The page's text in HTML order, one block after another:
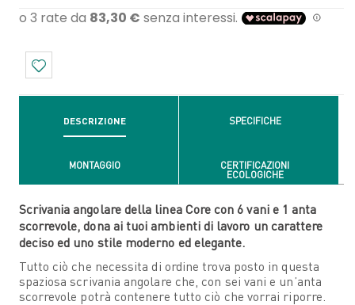
DESCRIZIONE SPECIFICHE
MONTAGGIO
CERTIFICAZIONI
ECOLOGICHE
Scrivania angolare della linea Core con 6 vani e 1 anta
scorrevole, dona ai tuoi ambienti di lavoro un carattere
deciso ed uno stile moderno ed elegante.
Tutto ciò che necessita di ordine trova posto in questa
spaziosa scrivania angolare che, con sei vani e un’anta
scorrevole potrà contenere tutto ciò che vorrai riporre.